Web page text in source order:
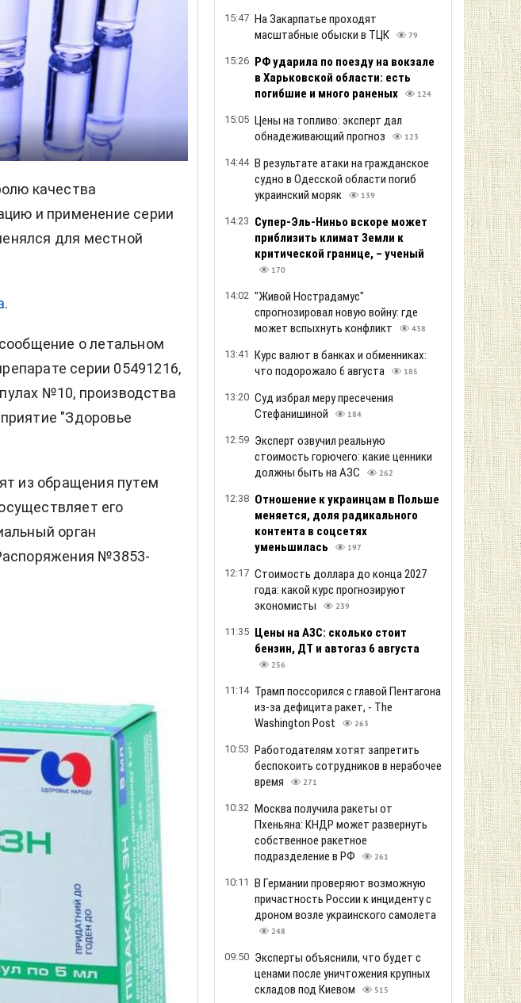
качества
и применение серии
для местной
.
о летальном
серии 05491216,
№10, производства
"Здоровье
из обращения путем
его
орган
№3853-
15:47 На Закарпатье проходят
масштабные обыски в ТЦК
79
15:26 РФ ударила по поезду на вокзале
в Харьковской области: есть
погибшие и много раненых
124
15:05 Цены на топливо: эксперт дал
обнадеживающий прогноз
123
14:44 В результате атаки на гражданское
судно в Одесской области погиб
украинский моряк
139
14:23 Супер-Эль-Ниньо вскоре может
приблизить климат Земли к
критической границе, – ученый
170
14:02 "Живой Нострадамус"
спрогнозировал новую войну: где
может вспыхнуть конфликт
438
13:41 Курс валют в банках и обменниках:
что подорожало 6 августа
185
13:20 Суд избрал меру пресечения
Стефанишиной
184
12:59 Эксперт озвучил реальную
стоимость горючего: какие ценники
должны быть на АЗС
262
12:38 Отношение к украинцам в Польше
меняется, доля радикального
контента в соцсетях
уменьшилась
197
12:17 Стоимость доллара до конца 2027
года: какой курс прогнозируют
экономисты
239
11:35 Цены на АЗС: сколько стоит
бензин, ДТ и автогаз 6 августа
256
11:14 Трамп поссорился с главой Пентагона
из-за дефицита ракет, - The
Washington Post
263
10:53 Работодателям хотят запретить
беспокоить сотрудников в нерабочее
время
271
10:32 Москва получила ракеты от
Пхеньяна: КНДР может развернуть
собственное ракетное
подразделение в РФ
261
10:11 В Германии проверяют возможную
причастность России к инциденту с
дроном возле украинского самолета
248
09:50 Эксперты объяснили, что будет с
ценами после уничтожения крупных
складов под Киевом
515